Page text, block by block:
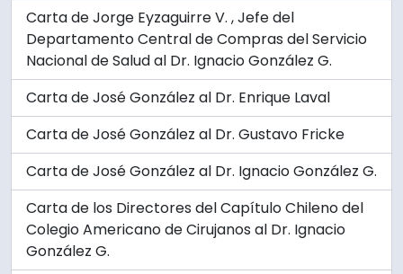
Carta de Jorge Eyzaguirre V. , Jefe del
Departamento Central de Compras del Servicio
Nacional de Salud al Dr. Ignacio González G.
Carta de José González al Dr. Enrique Laval
Carta de José González al Dr. Gustavo Fricke
Carta de José González al Dr. Ignacio González G.
Carta de los Directores del Capítulo Chileno del
Colegio Americano de Cirujanos al Dr. Ignacio
González G.